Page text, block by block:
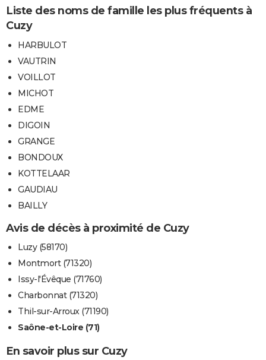
Liste des noms de famille les plus fréquents à
Cuzy
HARBULOT
VAUTRIN
VOILLOT
MICHOT
EDME
DIGOIN
GRANGE
BONDOUX
KOTTELAAR
GAUDIAU
BAILLY
Avis de décès à proximité de Cuzy
Luzy (58170)
Montmort (71320)
Issy-l'Évêque (71760)
Charbonnat (71320)
Thil-sur-Arroux (71190)
Saône-et-Loire (71)
En savoir plus sur Cuzy